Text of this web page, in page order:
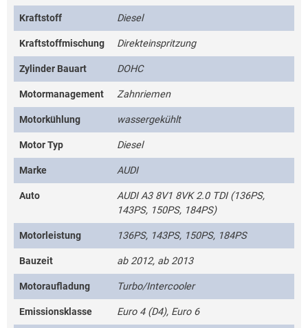
Kraftstoff Diesel
Kraftstoffmischung Direkteinspritzung
Zylinder Bauart DOHC
Motormanagement Zahnriemen
Motorkühlung wassergekühlt
Motor Typ Diesel
Marke AUDI
Auto
AUDI A3 8V1 8VK 2.0 TDI (136PS,
143PS, 150PS, 184PS)
Motorleistung 136PS, 143PS, 150PS, 184PS
Bauzeit ab 2012, ab 2013
Motoraufladung Turbo/Intercooler
Emissionsklasse Euro 4 (D4), Euro 6